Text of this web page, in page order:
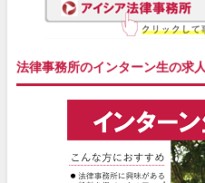
法律事務所のインターン生の求人